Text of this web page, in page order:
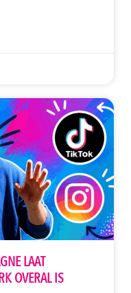
LAAT
OVERAL IS